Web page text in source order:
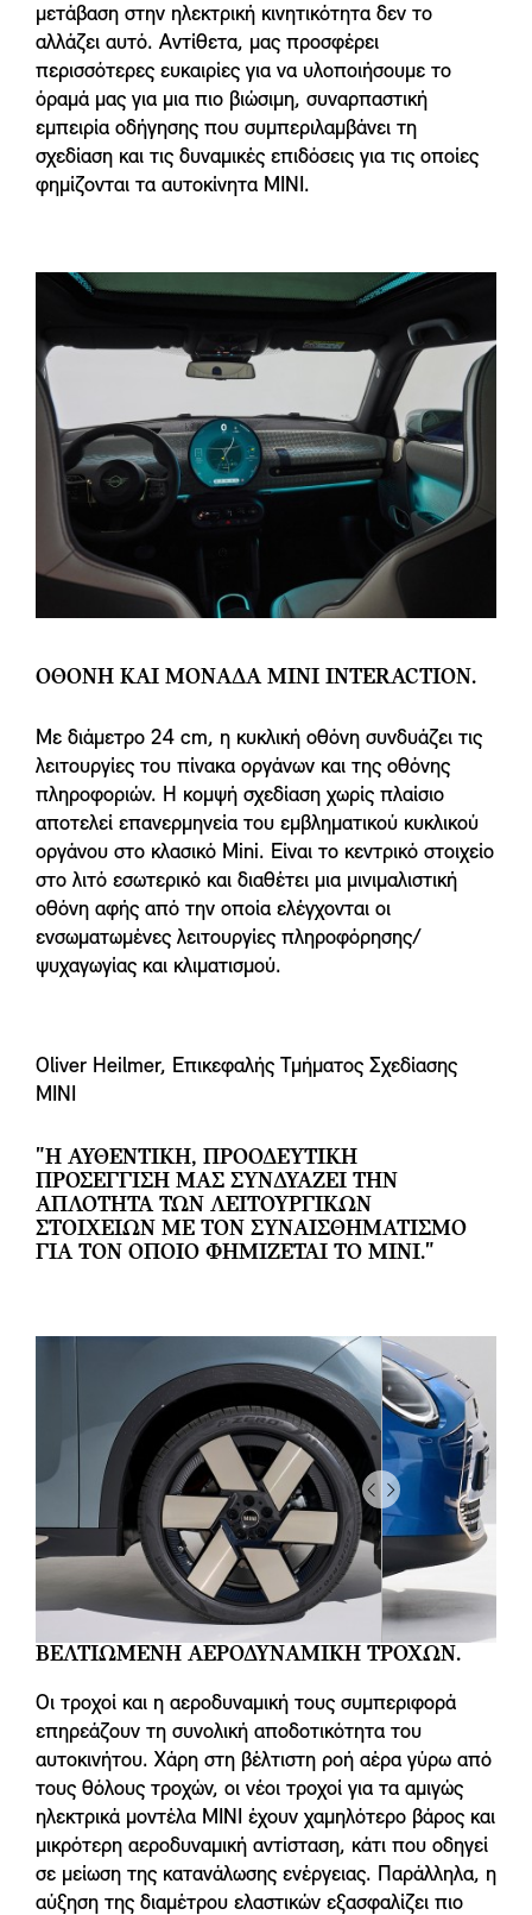
μετάβαση στην ηλεκτρική κινητικότητα δεν το
αλλάζει αυτό. Αντίθετα, μας προσφέρει
περισσότερες ευκαιρίες για να υλοποιήσουμε το
όραμά μας για μια πιο βιώσιμη, συναρπαστική
εμπειρία οδήγησης που συμπεριλαμβάνει τη
σχεδίαση και τις δυναμικές επιδόσεις για τις οποίες
φημίζονται τα αυτοκίνητα ΜΙΝΙ.
ΟΘΟΝΗ ΚΑΙ ΜΟΝΑΔΑ MINI INTERACTION.
Με διάμετρο 24 cm, η κυκλική οθόνη συνδυάζει τις
λειτουργίες του πίνακα οργάνων και της οθόνης
πληροφοριών. Η κομψή σχεδίαση χωρίς πλαίσιο
αποτελεί επανερμηνεία του εμβληματικού κυκλικού
οργάνου στο κλασικό Mini. Είναι το κεντρικό στοιχείο
στο λιτό εσωτερικό και διαθέτει μια μινιμαλιστική
οθόνη αφής από την οποία ελέγχονται οι
ενσωματωμένες λειτουργίες πληροφόρησης/
ψυχαγωγίας και κλιματισμού.
Oliver Heilmer, Επικεφαλής Τμήματος Σχεδίασης
MINI
"Η ΑΥΘΕΝΤΙΚΉ, ΠΡΟΟΔΕΥΤΙΚΉ
ΠΡΟΣΈΓΓΙΣΉ ΜΑΣ ΣΥΝΔΥΆΖΕΙ ΤΗΝ
ΑΠΛΌΤΗΤΑ ΤΩΝ ΛΕΙΤΟΥΡΓΙΚΏΝ
ΣΤΟΙΧΕΊΩΝ ΜΕ ΤΟΝ ΣΥΝΑΙΣΘΗΜΑΤΙΣΜΌ
ΓΙΑ ΤΟΝ ΟΠΟΊΟ ΦΗΜΊΖΕΤΑΙ ΤΟ MINI."
ΒΕΛΤΙΩΜΕΝΗ ΑΕΡΟΔΥΝΑΜΙΚΗ ΤΡΟΧΩΝ.
Οι τροχοί και η αεροδυναμική τους συμπεριφορά
επηρεάζουν τη συνολική αποδοτικότητα του
αυτοκινήτου. Χάρη στη βέλτιστη ροή αέρα γύρω από
τους θόλους τροχών, οι νέοι τροχοί για τα αμιγώς
ηλεκτρικά μοντέλα MINI έχουν χαμηλότερο βάρος και
μικρότερη αεροδυναμική αντίσταση, κάτι που οδηγεί
σε μείωση της κατανάλωσης ενέργειας. Παράλληλα, η
αύξηση της διαμέτρου ελαστικών εξασφαλίζει πιο
Drag
to
do
something